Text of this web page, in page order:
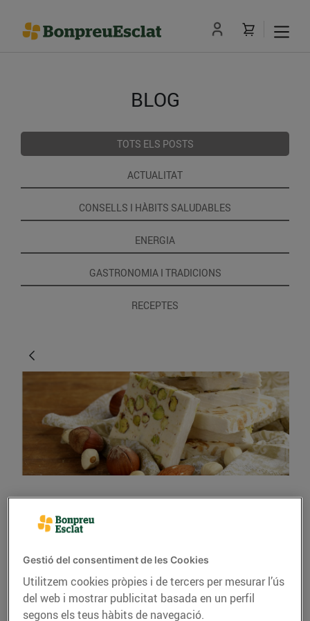
BLOG
TOTS ELS POSTS
ACTUALITAT
CONSELLS I HÀBITS SALUDABLES
ENERGIA
GASTRONOMIA I TRADICIONS
RECEPTES
GASTRONOMIA I TRADICIONS
més lleugeres
13/de desembre/2018
Gestió del consentiment de les Cookies
Utilitzem cookies pròpies i de tercers per mesurar l’ús
del web i mostrar publicitat basada en un perfil
segons els teus hàbits de navegació.